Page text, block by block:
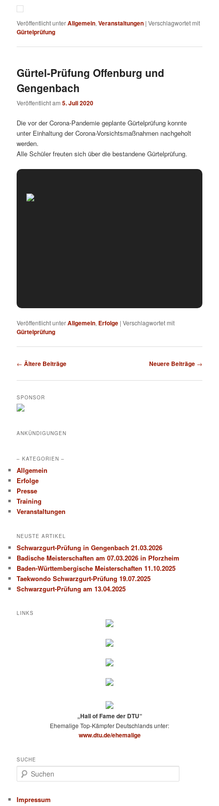
Veröffentlicht unterAllgemein,Veranstaltungen |Verschlagwortet mit
Gürtelprüfung
Gürtel-Prüfung Offenburg und
Gengenbach
Veröffentlicht am5. Juli 2020
Die vor der Corona-Pandemie geplante Gürtelprüfung konnte
unter Einhaltung der Corona-Vorsichtsmaßnahmen nachgeholt
werden.
Alle Schüler freuten sich über die bestandene Gürtelprüfung.
Veröffentlicht unterAllgemein, Erfolge |Verschlagwortet mit
Gürtelprüfung
Beitrags-
← Ältere Beiträge Neuere Beiträge →
SPONSOR
ANKÜNDIGUNGEN
– KATEGORIEN –
Allgemein
Erfolge
Presse
Training
Veranstaltungen
NEUSTE ARTIKEL
Schwarzgurt-Prüfung in Gengenbach 21.03.2026
Badische Meisterschaften am 07.03.2026 in Pforzheim
Baden-Württembergische Meisterschaften 11.10.2025
Taekwondo Schwarzgurt-Prüfung 19.07.2025
Schwarzgurt-Prüfung am 13.04.2025
LINKS
„Hall of Fame der DTU“
Ehemalige Top-Kämpfer Deutschlands unter:
www.dtu.de/ehemalige
SUCHE
u
h
Impressum